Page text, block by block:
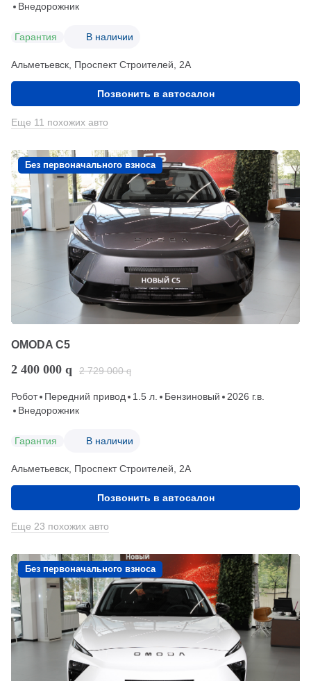
Внедорожник
Гарантия В наличии
Альметьевск, Проспект Строителей, 2А
Позвонить в автосалон
Еще 11 похожих авто
Без первоначального взноса
OMODA C5
2 400 000 q 2 729 000 q
Робот Передний привод 1.5 л. Бензиновый
2026 г.в.
Внедорожник
Гарантия В наличии
Альметьевск, Проспект Строителей, 2А
Позвонить в автосалон
Еще 23 похожих авто
Без первоначального взноса